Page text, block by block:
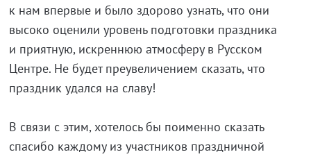
к нам впервые и было здорово узнать, что они
высоко оценили уровень подготовки праздника
и приятную, искреннюю атмосферу в Русском
Центре. Не будет преувеличением сказать, что
праздник удался на славу!
В связи с этим, хотелось бы поименно сказать
спасибо каждому из участников праздничной